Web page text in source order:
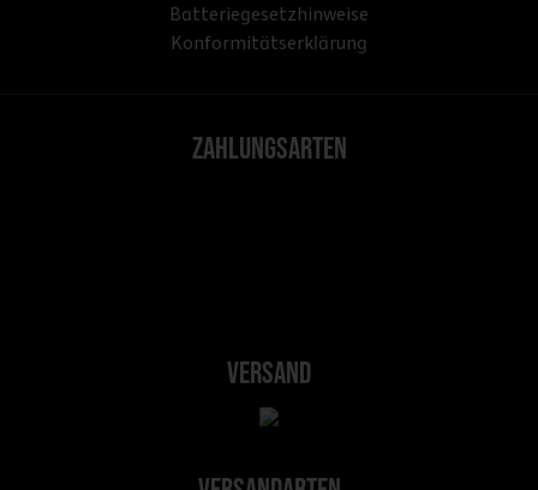
Batteriegesetzhinweise
Konformitätserklärung
Zahlungsarten
Versand